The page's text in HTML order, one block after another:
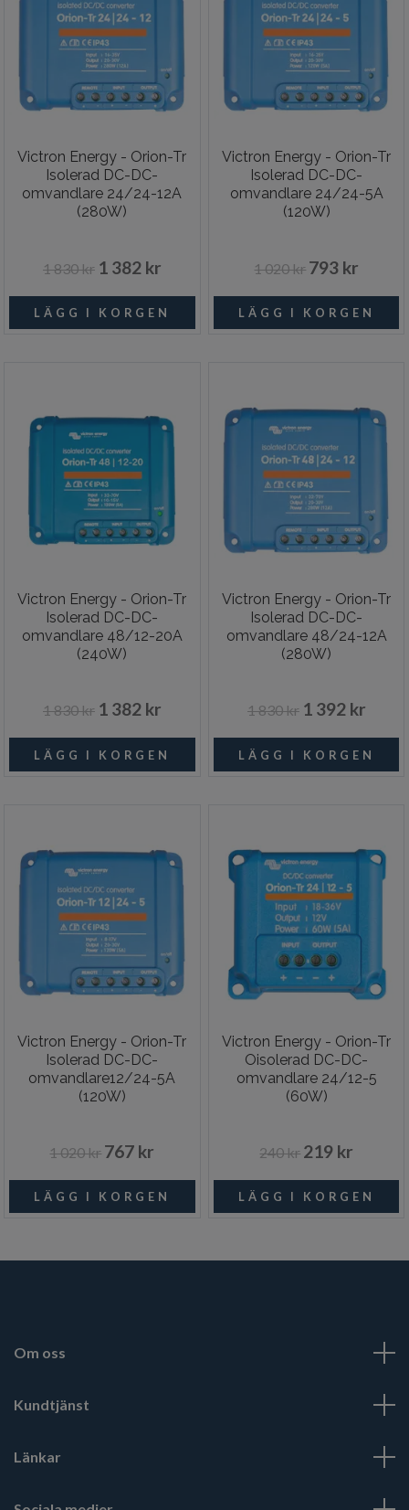
Victron Energy - Orion-Tr
Isolerad DC-DC-
omvandlare 24/24-12A
(280W)
1 830 kr 1 382 kr
Victron Energy - Orion-Tr
Isolerad DC-DC-
omvandlare 24/24-5A
(120W)
1 020 kr 793 kr
Victron Energy - Orion-Tr
Isolerad DC-DC-
omvandlare 48/12-20A
(240W)
1 830 kr 1 382 kr
Victron Energy - Orion-Tr
Isolerad DC-DC-
omvandlare 48/24-12A
(280W)
1 830 kr 1 392 kr
Victron Energy - Orion-Tr
Isolerad DC-DC-
omvandlare12/24-5A
(120W)
1 020 kr 767 kr
Victron Energy - Orion-Tr
Oisolerad DC-DC-
omvandlare 24/12-5
(60W)
240 kr 219 kr
Om oss
Kundtjänst
Länkar